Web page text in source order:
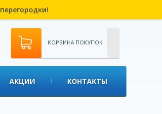
КОРЗИНА ПОКУПОК
АКЦИИ КОНТАКТЫ